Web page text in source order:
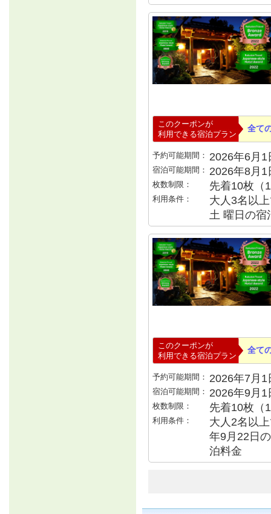
このクーポンが
利用できる宿泊プラン
全て
予約可能期間： 2026年6月
宿泊可能期間： 2026年8月
枚数制限： 先着10枚（
利用条件：
大人3名以
土 曜日の宿
このクーポンが
利用できる宿泊プラン
全て
予約可能期間： 2026年7月
宿泊可能期間： 2026年9月
枚数制限： 先着10枚（
利用条件：
大人2名以
年9月22日
泊料金